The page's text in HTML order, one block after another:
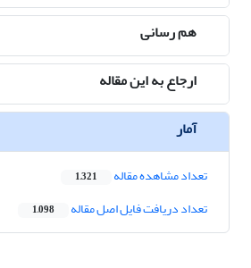
هم رسانی
ارجاع به این مقاله
آمار
تعداد مشاهده مقاله 1,321
تعداد دریافت فایل اصل مقاله 1,098